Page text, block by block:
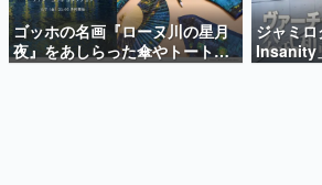
新世代に訊く
これからのデジタルゲーム市場
の姿を追い、彼らのルーツと情
ゴッホの名画『ローヌ川の星月
夜』をあしらった傘やトートバ
ッグなどが登場。8月7日21時よ
ジャミ
Insanity
「